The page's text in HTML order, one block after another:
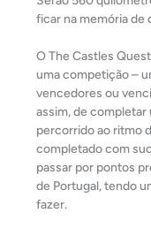
ficar na memória de
O The Castles
uma competição –
vencedores ou
assim, de completar
percorrido ao ritmo
completado com
passar por pontos
de Portugal, tendo
fazer.